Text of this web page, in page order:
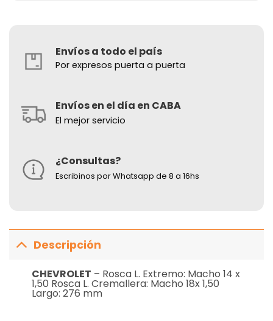
Envíos a todo el país
Por expresos puerta a puerta
Envíos en el día en CABA
El mejor servicio
¿Consultas?
Escribinos por Whatsapp de 8 a 16hs
Descripción
CHEVROLET – Rosca L. Extremo: Macho 14 x
1,50 Rosca L. Cremallera: Macho 18x 1,50
Largo: 276 mm